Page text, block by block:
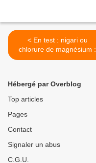
< En test : nigari ou
chlorure de magnésium :
Hébergé par Overblog
Top articles
Pages
Contact
Signaler un abus
C.G.U.